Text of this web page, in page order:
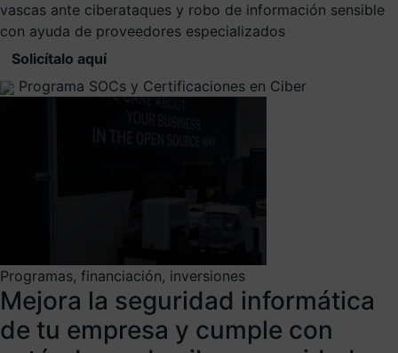
vascas ante ciberataques y robo de información sensible
con ayuda de proveedores especializados
Solicítalo aquí
Programa SOCs y Certificaciones en Ciber
Programas, financiación, inversiones
Mejora la seguridad informática
de tu empresa y cumple con